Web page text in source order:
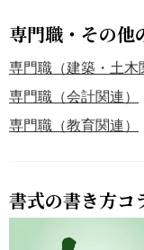
専門職・その他
専門職（建築・土木
専門職（会計関連）
専門職（教育関連）
書式の書き方コ